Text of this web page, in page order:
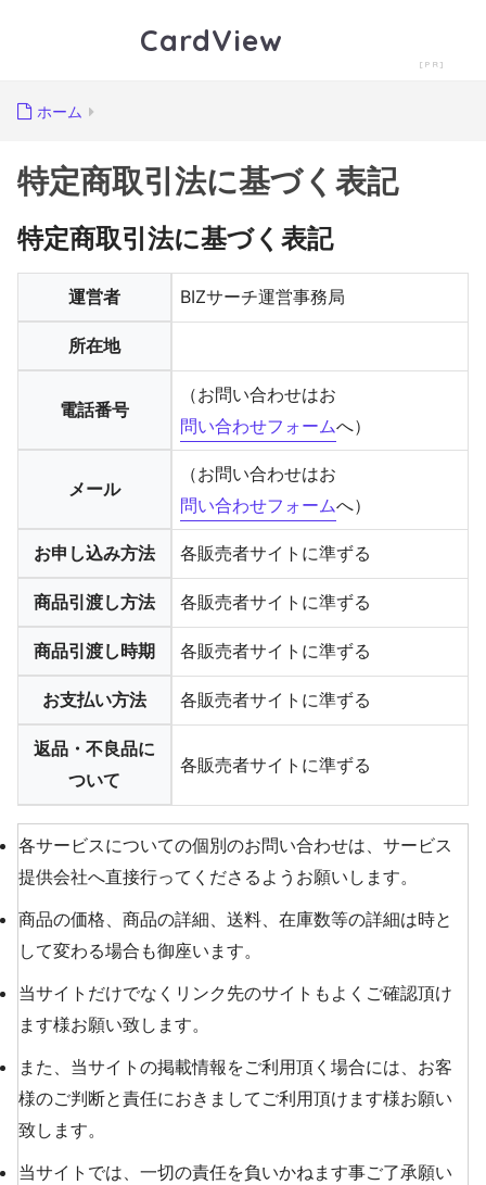
CardView
ホーム
特定商取引法に基づく表記
特定商取引法に基づく表記
運営者 BIZサーチ運営事務局
所在地
電話番号
（お問い合わせはお
問い合わせフォームへ）
メール
（お問い合わせはお
問い合わせフォームへ）
お申し込み方法 各販売者サイトに準ずる
商品引渡し方法 各販売者サイトに準ずる
商品引渡し時期 各販売者サイトに準ずる
お支払い方法 各販売者サイトに準ずる
返品・不良品に
ついて
各販売者サイトに準ずる
各サービスについての個別のお問い合わせは、サービス
提供会社へ直接行ってくださるようお願いします。
商品の価格、商品の詳細、送料、在庫数等の詳細は時と
して変わる場合も御座います。
当サイトだけでなくリンク先のサイトもよくご確認頂け
ます様お願い致します。
また、当サイトの掲載情報をご利用頂く場合には、お客
様のご判断と責任におきましてご利用頂けます様お願い
致します。
当サイトでは、一切の責任を負いかねます事ご了承願い